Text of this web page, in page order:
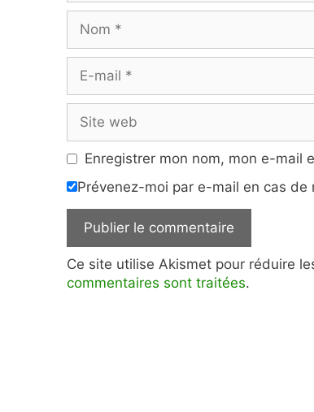
mail
web
Enregistrer mon nom, mon e-mail
Prévenez-moi par e-mail en cas de
Ce site utilise Akismet pour réduire
commentaires sont traitées.